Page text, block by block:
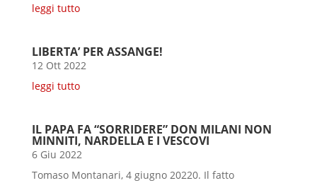
leggi tutto
LIBERTA’ PER ASSANGE!
12 Ott 2022
leggi tutto
IL PAPA FA “SORRIDERE” DON MILANI NON
MINNITI, NARDELLA E I VESCOVI
6 Giu 2022
Tomaso Montanari, 4 giugno 20220. Il fatto